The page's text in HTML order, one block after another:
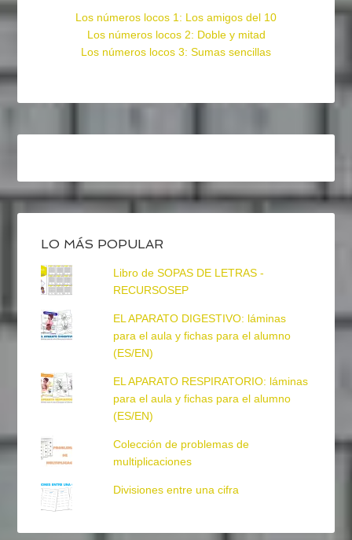
Los números locos 1: Los amigos del 10
Los números locos 2: Doble y mitad
Los números locos 3: Sumas sencillas
LO MÁS POPULAR
Libro de SOPAS DE LETRAS -
RECURSOSEP
EL APARATO DIGESTIVO: láminas
para el aula y fichas para el alumno
(ES/EN)
EL APARATO RESPIRATORIO: láminas
para el aula y fichas para el alumno
(ES/EN)
Colección de problemas de
multiplicaciones
Divisiones entre una cifra